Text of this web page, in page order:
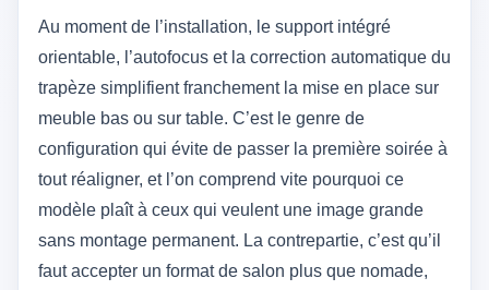
Au moment de l’installation, le support intégré
orientable, l’autofocus et la correction automatique du
trapèze simplifient franchement la mise en place sur
meuble bas ou sur table. C’est le genre de
configuration qui évite de passer la première soirée à
tout réaligner, et l’on comprend vite pourquoi ce
modèle plaît à ceux qui veulent une image grande
sans montage permanent. La contrepartie, c’est qu’il
faut accepter un format de salon plus que nomade,